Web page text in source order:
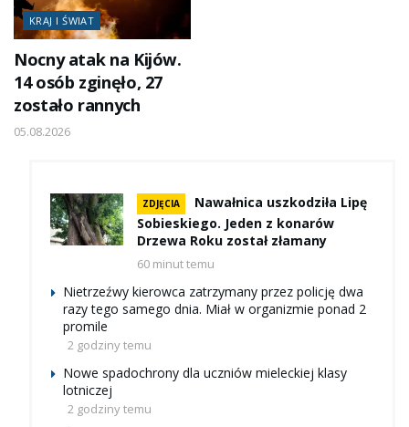
KRAJ I ŚWIAT
Nocny atak na Kijów.
14 osób zginęło, 27
zostało rannych
05.08.2026
ZDJĘCIA
Nawałnica uszkodziła Lipę
Sobieskiego. Jeden z konarów
Drzewa Roku został złamany
60 minut temu
Nietrzeźwy kierowca zatrzymany przez policję dwa
razy tego samego dnia. Miał w organizmie ponad 2
promile
2 godziny temu
Nowe spadochrony dla uczniów mieleckiej klasy
lotniczej
2 godziny temu